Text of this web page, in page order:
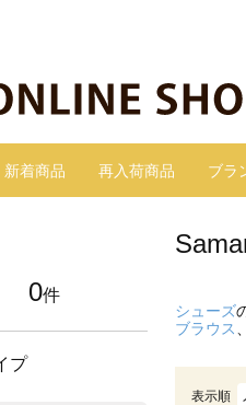
新着商品 再入荷商品 ブラ
0件
プ
シューズ
ブラウス
表示順